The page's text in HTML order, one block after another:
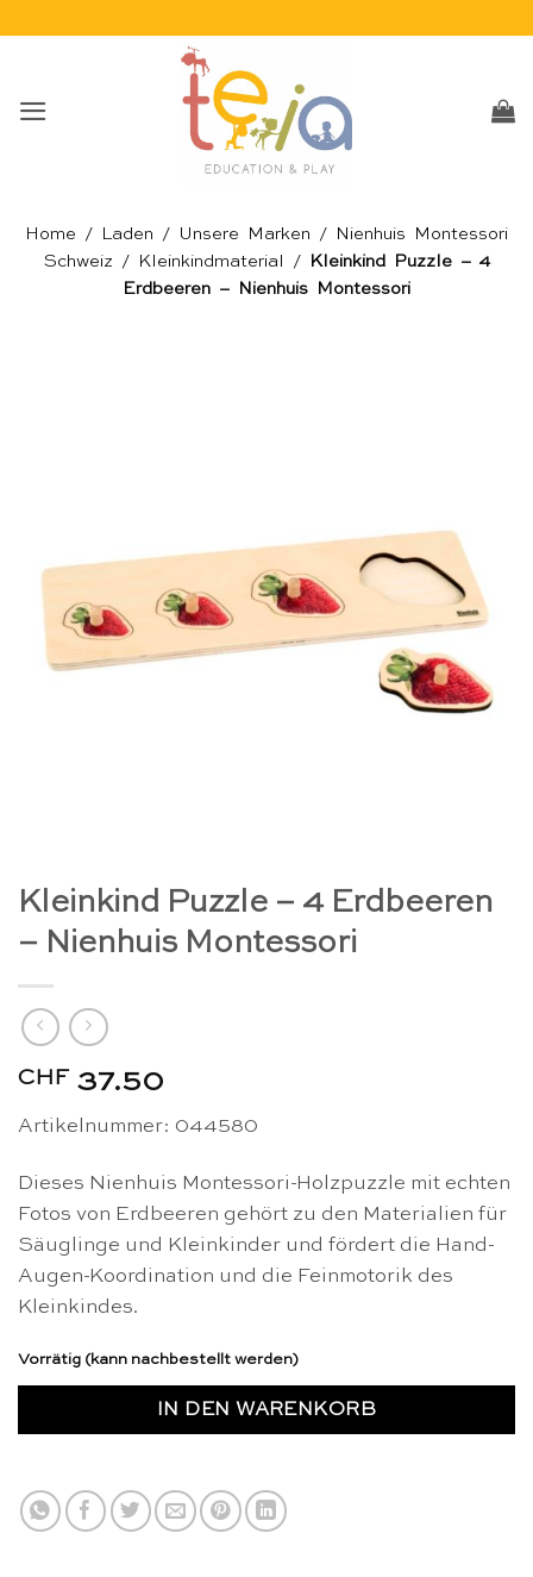
Home / Laden / Unsere Marken /
Nienhuis Montessori
Schweiz / Kleinkindmaterial /
Kleinkind Puzzle – 4
Erdbeeren – Nienhuis Montessori
Kleinkind Puzzle – 4 Erdbeeren
– Nienhuis Montessori
CHF 37.50
Artikelnummer: 044580
Dieses Nienhuis Montessori-Holzpuzzle mit echten
Fotos von Erdbeeren gehört zu den Materialien für
Säuglinge und Kleinkinder und fördert die Hand-
Augen-Koordination und die Feinmotorik des
Kleinkindes.
Vorrätig (kann nachbestellt werden)
IN DEN WARENKORB